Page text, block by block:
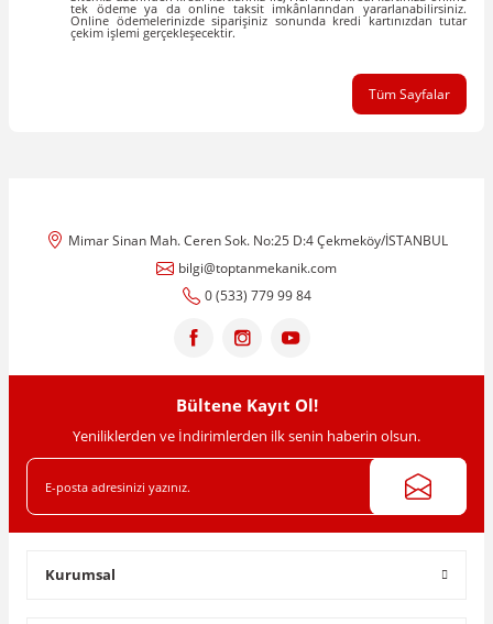
tek ödeme ya da online taksit imkânlarından yararlanabilirsiniz.
Online ödemelerinizde siparişiniz sonunda kredi kartınızdan tutar
çekim işlemi gerçekleşecektir.
Tüm Sayfalar
Mimar Sinan Mah. Ceren Sok. No:25 D:4 Çekmeköy/İSTANBUL
bilgi@toptanmekanik.com
0 (533) 779 99 84
Bültene Kayıt Ol!
Yeniliklerden ve İndirimlerden ilk senin haberin olsun.
Kurumsal